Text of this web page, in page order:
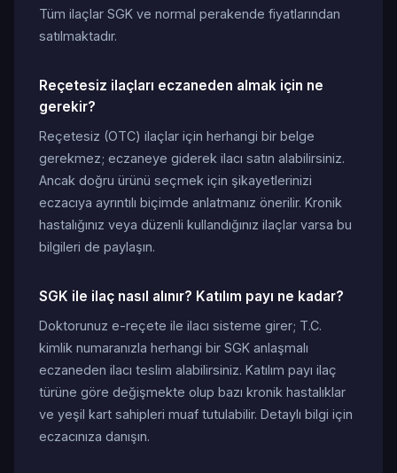
Tüm ilaçlar SGK ve normal perakende fiyatlarından
satılmaktadır.
Reçetesiz ilaçları eczaneden almak için ne
gerekir?
Reçetesiz (OTC) ilaçlar için herhangi bir belge
gerekmez; eczaneye giderek ilacı satın alabilirsiniz.
Ancak doğru ürünü seçmek için şikayetlerinizi
eczacıya ayrıntılı biçimde anlatmanız önerilir. Kronik
hastalığınız veya düzenli kullandığınız ilaçlar varsa bu
bilgileri de paylaşın.
SGK ile ilaç nasıl alınır? Katılım payı ne kadar?
Doktorunuz e-reçete ile ilacı sisteme girer; T.C.
kimlik numaranızla herhangi bir SGK anlaşmalı
eczaneden ilacı teslim alabilirsiniz. Katılım payı ilaç
türüne göre değişmekte olup bazı kronik hastalıklar
ve yeşil kart sahipleri muaf tutulabilir. Detaylı bilgi için
eczacınıza danışın.